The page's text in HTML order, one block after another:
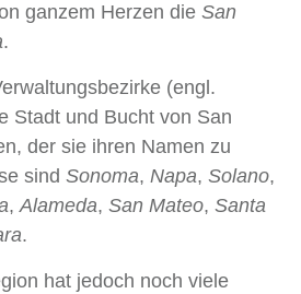
ganzem Herzen die San
.
(engl.
Stadt und Bucht von San
der sie ihren Namen zu
sind Sonoma, Napa, Solano,
,Alameda, San Mateo, Santa
.
hat jedoch noch viele